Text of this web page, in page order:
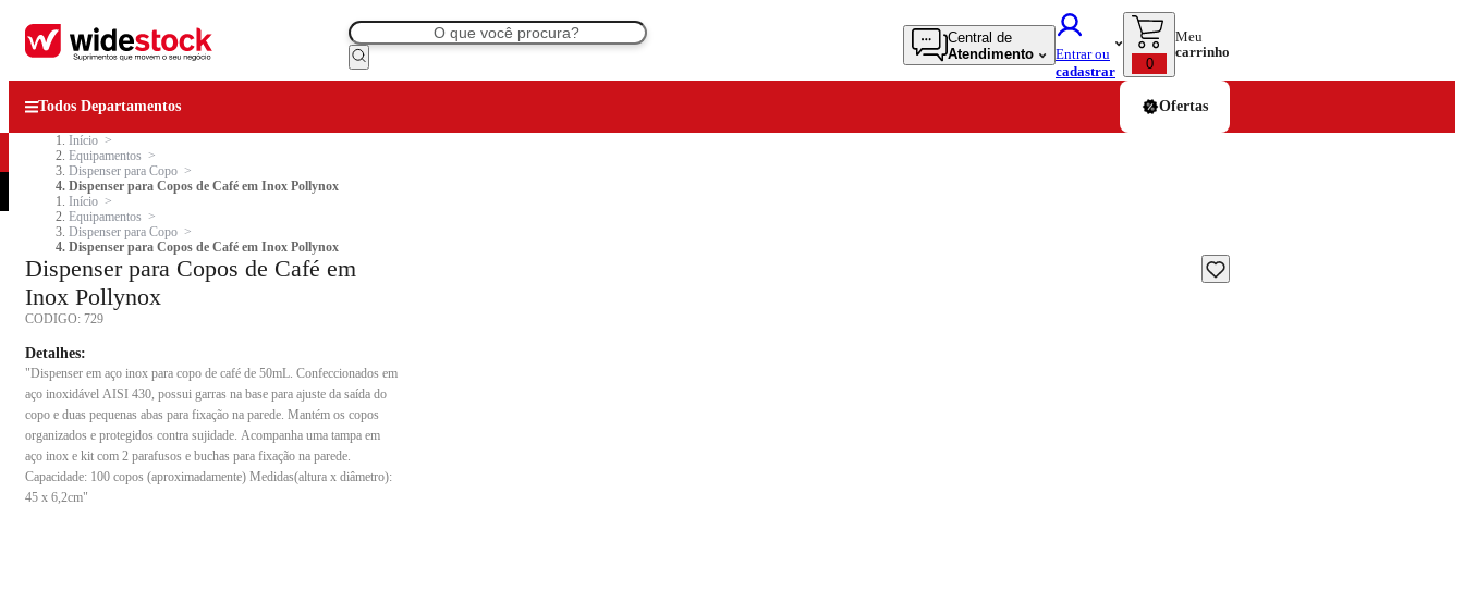
Central de
Atendimento
Entrar ou
cadastrar
0
Meu
carrinho
Todos Departamentos Ofertas
Início
Equipamentos
Dispenser para Copo
Dispenser para Copos de Café em Inox Pollynox
Início
Equipamentos
Dispenser para Copo
Dispenser para Copos de Café em Inox Pollynox
Dispenser para Copos de Café em
Inox Pollynox
CODIGO: 729
Detalhes:
"Dispenser em aço inox para copo de café de 50mL. Confeccionados em
aço inoxidável AISI 430, possui garras na base para ajuste da saída do
copo e duas pequenas abas para fixação na parede. Mantém os copos
organizados e protegidos contra sujidade. Acompanha uma tampa em
aço inox e kit com 2 parafusos e buchas para fixação na parede.
Capacidade: 100 copos (aproximadamente) Medidas(altura x diâmetro):
45 x 6,2cm"